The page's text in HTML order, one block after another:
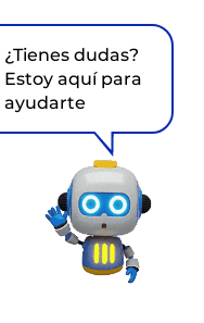
¿Tienes dudas?
Estoy aquí para
ayudarte